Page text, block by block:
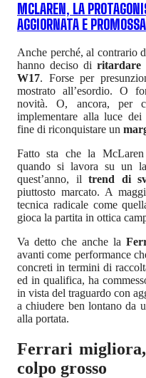
MCLAREN, LA
AGGIORNATA E PROMOSSA
Anche perché, al contrario
hanno deciso diritardare
W17. Forse per
mostrato all’esordio. O
novità. O, ancora, per
implementare alla luce
fine di riconquistare un
Fatto sta che la
quando si lavora su un
quest’anno, iltrend di
piuttosto marcato. A
tecnica radicale come
gioca la partita in ottica
Va detto che anche la
avanti come performance
concreti in termini di
ed in qualifica, ha
in vista del traguardo con
a chiudere ben lontano da
alla portata.
Ferrari
colpo grosso